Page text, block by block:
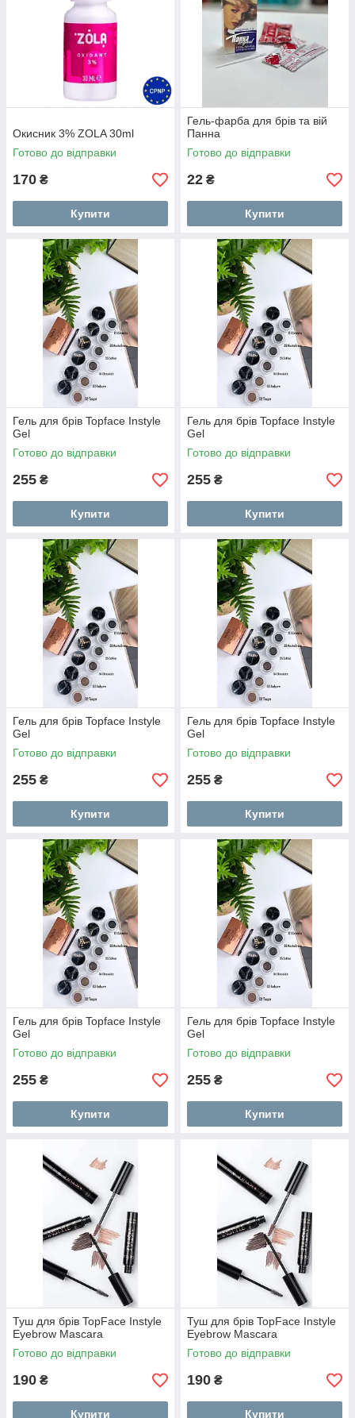
Окисник 3% ZOLA 30ml
Готово до відправки
170 ₴
Купити
Гель‑фарба для брів та вій
Панна
Готово до відправки
22 ₴
Купити
Гель для брів Topface Instyle
Gel
Готово до відправки
255 ₴
Купити
Гель для брів Topface Instyle
Gel
Готово до відправки
255 ₴
Купити
Гель для брів Topface Instyle
Gel
Готово до відправки
255 ₴
Купити
Гель для брів Topface Instyle
Gel
Готово до відправки
255 ₴
Купити
Гель для брів Topface Instyle
Gel
Готово до відправки
255 ₴
Купити
Гель для брів Topface Instyle
Gel
Готово до відправки
255 ₴
Купити
Туш для брів TopFace Instyle
Eyebrow Mascara
Готово до відправки
190 ₴
Купити
Туш для брів TopFace Instyle
Eyebrow Mascara
Готово до відправки
190 ₴
Купити